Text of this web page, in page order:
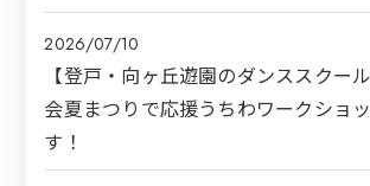
2026/07/10
【登戸・向ヶ丘遊園のダンススクー
会夏まつりで応援うちわワークショ
す！